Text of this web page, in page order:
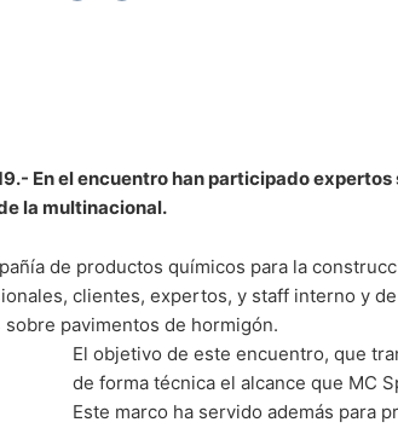
de
En el encuentro han participado
la multinacional.
de productos químicos para la
clientes, expertos, y staff interno y
pavimentos de hormigón.
El objetivo de este encuentro, que
de forma técnica el alcance que MC
Este marco ha servido además para
de datos, la persona afectada puede
para los asuntos relacionados con la
consentimiento o en cumplimiento de un
se le proporcione en cualquier momento
se corrijan, bloqueen o eliminen estos datos.